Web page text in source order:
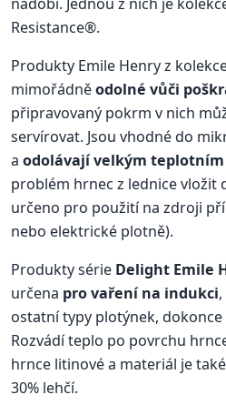
Resistance®.
Produkty Emile Henry z
mimořádněodolné vůči
připravovaný pokrm v nich
servírovat. Jsou vhodné do
a odolávají velkým
problém hrnec z lednice vložit
určeno pro použití na zdroji
nebo elektrické plotně).
Produkty série Delight Emile
určena pro vaření na indukci
ostatní typy plotýnek,
Rozvádí teplo po povrchu
hrnce litinové a materiál je
30% lehčí.